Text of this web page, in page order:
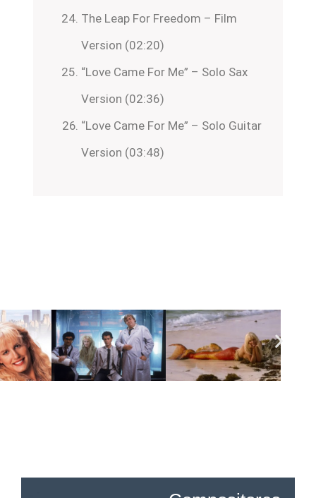
The Leap For Freedom – Film
Version (02:20)
“Love Came For Me” – Solo Sax
Version (02:36)
“Love Came For Me” – Solo Guitar
Version (03:48)